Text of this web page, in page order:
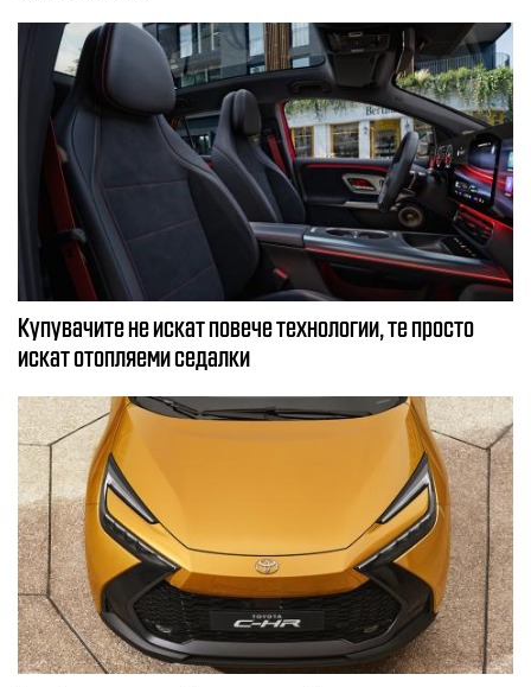
Купувачите не искат повече технологии, те просто
искат отопляеми седалки